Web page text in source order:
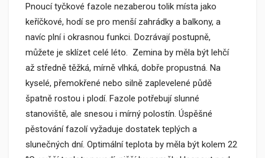
Pnoucí tyčkové fazole nezaberou tolik místa jako
keříčkové, hodí se pro menší zahrádky a balkony, a
navíc plní i okrasnou funkci. Dozrávají postupně,
můžete je sklízet celé léto. Zemina by měla být lehčí
až středně těžká, mírně vlhká, dobře propustná. Na
kyselé, přemokřené nebo silně zaplevelené půdě
špatně rostou i plodí. Fazole potřebují slunné
stanoviště, ale snesou i mírný polostín. Úspěšné
pěstování fazolí vyžaduje dostatek teplých a
slunečných dní. Optimální teplota by měla být kolem 22